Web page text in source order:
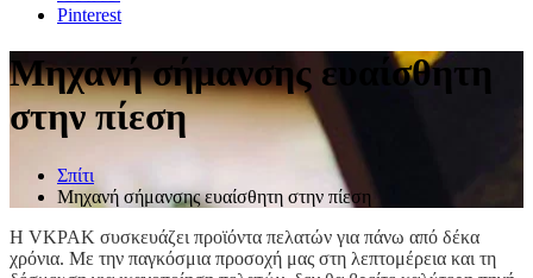
Pinterest
Μηχανή σήμανσης ευαίσθητη
στην πίεση
Σπίτι
Μηχανή σήμανσης ευαίσθητη στην πίεση
Η VKPAK συσκευάζει προϊόντα πελατών για πάνω από δέκα
χρόνια. Με την παγκόσμια προσοχή μας στη λεπτομέρεια και τη